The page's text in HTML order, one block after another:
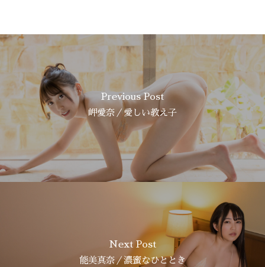
Previous Post
岬愛奈／愛しい教え子
Next Post
能美真奈／濃蜜なひととき